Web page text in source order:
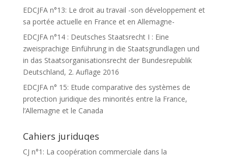
EDCJFA n°13: Le droit au travail -son développement et
sa portée actuelle en France et en Allemagne-
EDCJFA n°14 : Deutsches Staatsrecht I : Eine
zweisprachige Einführung in die Staatsgrundlagen und
in das Staatsorganisationsrecht der Bundesrepublik
Deutschland, 2. Auflage 2016
EDCJFA n° 15: Etude comparative des systèmes de
protection juridique des minorités entre la France,
l’Allemagne et le Canada
Cahiers juriduqes
CJ n°1: La coopération commerciale dans la